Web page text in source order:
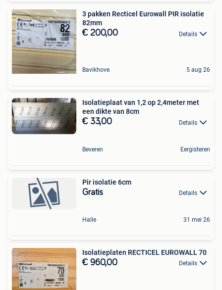
3 pakken Recticel Eurowall PIR isolatie
82mm
€ 200,00 Details
Bavikhove 5 aug 26
Isolatieplaat van 1,2 op 2,4meter met
een dikte van 8cm
€ 33,00 Details
Beveren Eergisteren
Pir isolatie 6cm
Gratis Details
Halle 31 mei 26
Isolatieplaten RECTICEL EUROWALL 70
€ 960,00 Details